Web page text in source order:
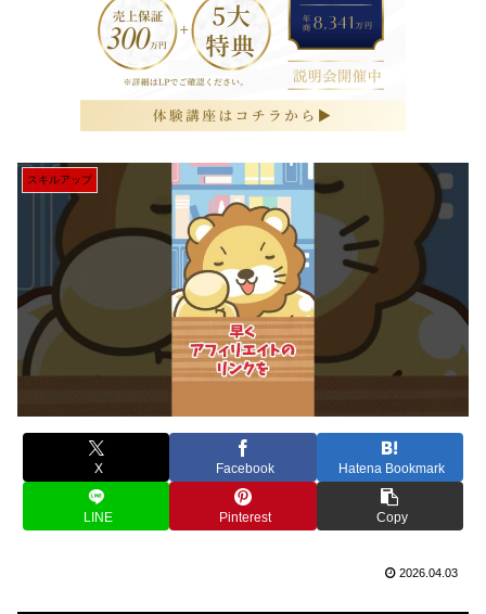
スキルアップ
X Facebook Hatena Bookmark
LINE Pinterest Copy
2026.04.03